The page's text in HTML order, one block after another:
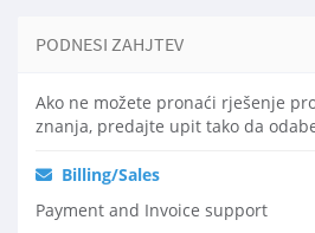
PODNESI ZAHJTEV
Ako ne možete pronaći rješenje
znanja, predajte upit tako da
Billing/Sales
Payment and Invoice support